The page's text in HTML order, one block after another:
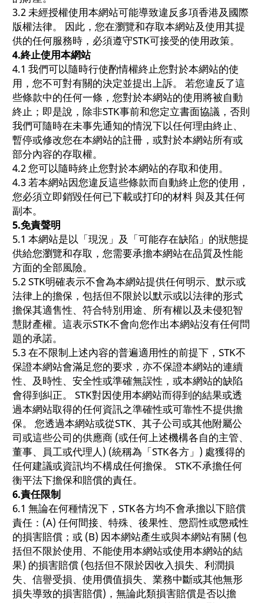
3.2 未經授權使用本網站可能導致違反多項香港及國際
版權法律。 因此，您在瀏覽和存取本網站及使用其提
供的任何服務時，必須遵守STK可接受的使用政策。
4.終止使用本網站
4.1 我們可以隨時行使酌情權終止您對於本網站的使
用，您不可對有關的決定並提出上訴。 若您違反了這
些條款中的任何一條，您對於本網站的使用將被自動
終止；即是說，除非STK事前和您定立書面協議，否則
我們可隨時在未事先通知的情況下以任何理由終止、
暫停或修改您在本網站的註冊，或對於本網站所有或
部分內容的存取權。
4.2 您可以隨時終止您對於本網站的存取和使用。
4.3 若本網站因您違反這些條款而自動終止您的使用，
您必須立即銷毀任何已下載或打印的材料 與及其任何
副本。
5.免責聲明
5.1 本網站是以「現況」及「可能存在缺陷」的狀態提
供給您瀏覽和存取，您需要承擔本網站在品質及性能
方面的全部風險。
5.2 STK明確表示不會為本網站提供任何明示、默示或
法律上的擔保，包括但不限於以默示或以法律的形式
擔保其適售性、符合特別用途、所有權以及未侵犯智
慧財產權。這表示STK不會向您作出本網站沒有任何問
題的承諾。
5.3 在不限制上述內容的普遍適用性的前提下，STK不
保證本網站會滿足您的要求，亦不保證本網站的連續
性、及時性、安全性或準確無誤性，或本網站的缺陷
會得到糾正。 STK對因使用本網站而得到的結果或透
過本網站取得的任何資訊之準確性或可靠性不提供擔
保。 您透過本網站或從STK、其子公司或其他附屬公
司或這些公司的供應商 (或任何上述機構各自的主管、
董事、員工或代理人) (統稱為「STK各方」) 處獲得的
任何建議或資訊均不構成任何擔保。 STK不承擔任何
衡平法下擔保和賠償的責任。
6.責任限制
6.1 無論在何種情況下，STK各方均不會承擔以下賠償
責任：(A) 任何間接、特殊、後果性、懲罰性或懲戒性
的損害賠償；或 (B) 因本網站產生或與本網站有關 (包
括但不限於使用、不能使用本網站或使用本網站的結
果) 的損害賠償 (包括但不限於因收入損失、利潤損
失、信譽受損、使用價值損失、業務中斷或其他無形
損失導致的損害賠償)，無論此類損害賠償是否以擔